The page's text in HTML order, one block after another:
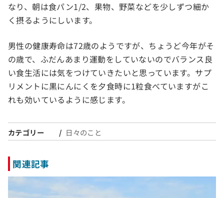
なり、朝は食パン1/2、果物、野菜などを少しずつ細か
く摂るようにしいます。
男性の健康寿命は72歳のようですが、ちょうど今年がそ
の歳で、ふだんあまり運動をしていないのでバランス良
い食生活には気をつけていきたいと思っています。サプ
リメントに黒にんにくを夕食時に1粒食べていますがこ
れも効いているように感じます。
カテゴリー 日々のこと
関連記事